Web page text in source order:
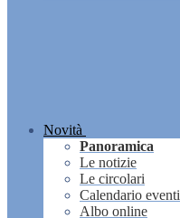
Novità
Panoramica
Le notizie
Le circolari
Calendario eventi
Albo online